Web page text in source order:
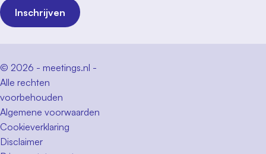
Inschrijven
© 2026 - meetings.nl -
Alle rechten
voorbehouden
Algemene voorwaarden
Cookieverklaring
Disclaimer